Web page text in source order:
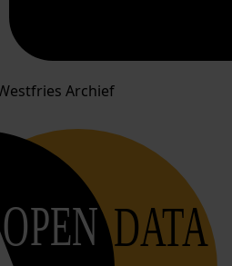
Archief
OPEN DATA